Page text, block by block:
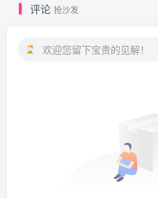
评论 抢沙发
欢迎您留下宝贵的见解！